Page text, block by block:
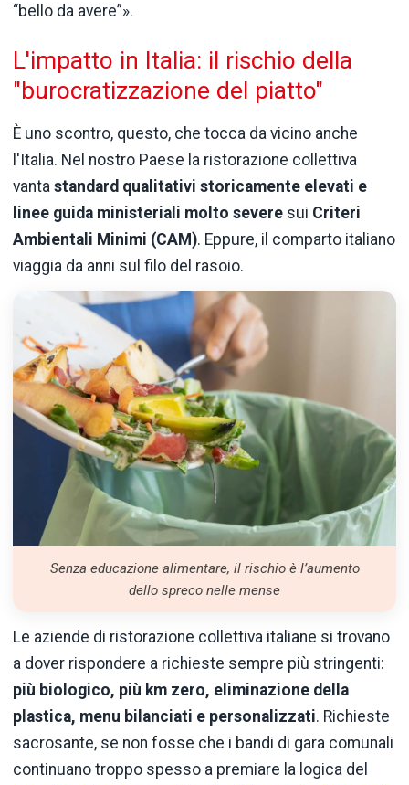
“bello da avere”».
L'impatto in Italia: il rischio della
"burocratizzazione del piatto"
È uno scontro, questo, che tocca da vicino anche
l'Italia. Nel nostro Paese la ristorazione collettiva
vanta standard qualitativi storicamente elevati e
linee guida ministeriali molto severe sui Criteri
Ambientali Minimi (CAM). Eppure, il comparto italiano
viaggia da anni sul filo del rasoio.
Senza educazione alimentare, il rischio è l’aumento
dello spreco nelle mense
Le aziende di ristorazione collettiva italiane si trovano
a dover rispondere a richieste sempre più stringenti:
più biologico, più km zero, eliminazione della
plastica, menu bilanciati e personalizzati. Richieste
sacrosante, se non fosse che i bandi di gara comunali
continuano troppo spesso a premiare la logica del